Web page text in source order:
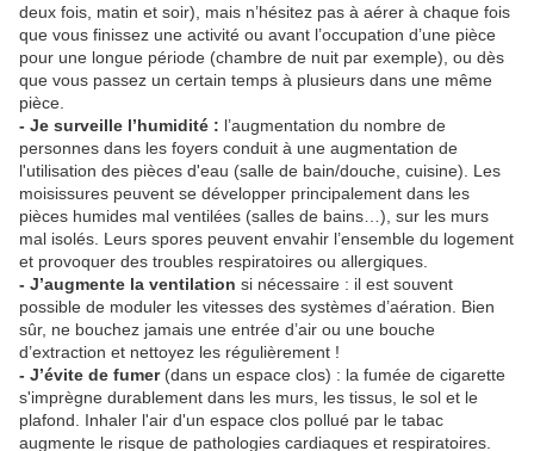
deux fois, matin et soir), mais n’hésitez pas à aérer à chaque fois
que vous finissez une activité ou avant l’occupation d’une pièce
pour une longue période (chambre de nuit par exemple), ou dès
que vous passez un certain temps à plusieurs dans une même
pièce.
- Je surveille l’humidité : l’augmentation du nombre de
personnes dans les foyers conduit à une augmentation de
l'utilisation des pièces d'eau (salle de bain/douche, cuisine). Les
moisissures peuvent se développer principalement dans les
pièces humides mal ventilées (salles de bains…), sur les murs
mal isolés. Leurs spores peuvent envahir l’ensemble du logement
et provoquer des troubles respiratoires ou allergiques.
- J’augmente la ventilation si nécessaire : il est souvent
possible de moduler les vitesses des systèmes d’aération. Bien
sûr, ne bouchez jamais une entrée d’air ou une bouche
d’extraction et nettoyez les régulièrement !
- J’évite de fumer(dans un espace clos) : la fumée de cigarette
s'imprègne durablement dans les murs, les tissus, le sol et le
plafond. Inhaler l'air d'un espace clos pollué par le tabac
augmente le risque de pathologies cardiaques et respiratoires.